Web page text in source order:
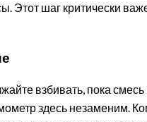
шаг критически
взбивать, пока
здесь незаменим.